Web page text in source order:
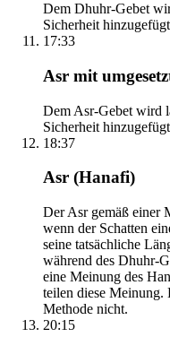
Dem Dhuhr-Gebet
Sicherheit
17:33
Asr mit
Dem Asr-Gebet wird
Sicherheit
18:37
Asr (Hanafi)
Der Asr gemäß einer
wenn der Schatten
seine tatsächliche
während des Dhuhr-
eine Meinung des
teilen diese Meinung.
Methode nicht.
20:15